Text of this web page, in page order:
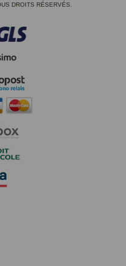
DROITS RÉSERVÉS.